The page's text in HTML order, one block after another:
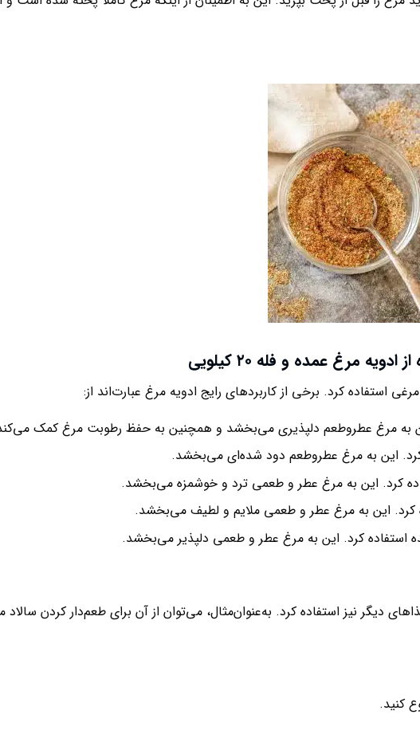
ادویه مرغ عمده و فله ۲۰ کیلویی
استفاده کرد. برخی از کاربردهای رایج ادویه مرغ عبارت‌اند از:
به مرغ عطروطعم دلپذیری می‌بخشد و همچنین به حفظ رطوبت مرغ کمک
کرد. این به مرغ عطروطعم دود شده‌ای می‌بخشد.
کرد. این به مرغ عطر و طعمی ترد و خوشمزه می‌بخشد.
کرد. این به مرغ عطر و طعمی ملایم و لطیف می‌بخشد.
استفاده کرد. این به مرغ عطر و طعمی دلپذیر می‌بخشد.
دیگر نیز استفاده کرد. به‌عنوان‌مثال، می‌توان از آن برای طعم‌دار کردن
کنید.